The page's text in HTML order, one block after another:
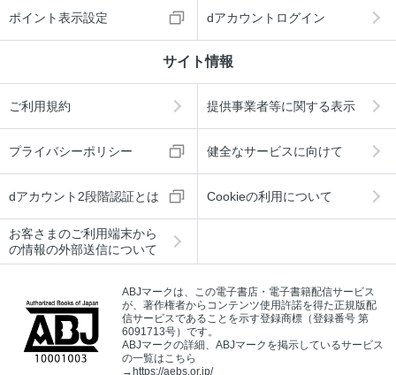
ポイント表示設定 dアカウントログイン
サイト情報
ご利用規約 提供事業者等に関する表示
プライバシーポリシー 健全なサービスに向けて
dアカウント2段階認証とは Cookieの利用について
お客さまのご利用端末から
の情報の外部送信について
ABJマークは、この電子書店・電子書籍配信サービス
が、著作権者からコンテンツ使用許諾を得た正規版配
信サービスであることを示す登録商標（登録番号 第
6091713号）です。
ABJマークの詳細、ABJマークを掲示しているサービス
の一覧はこちら
→https://aebs.or.jp/